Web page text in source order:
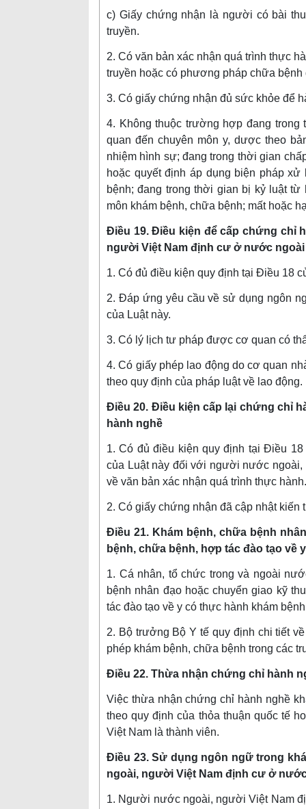
c) Giấy chứng nhận là người có bài
truyền.
2. Có văn bản xác nhận quá trình thực
truyền hoặc có phương pháp chữa bệnh
3. Có giấy chứng nhận đủ sức khỏe để
4. Không thuộc trường hợp đang
quan đến chuyên môn y, dược theo
nhiệm hình sự; đang trong thời gian
hoặc quyết định áp dụng biện pháp
bệnh; đang trong thời gian bị kỷ luật
môn khám bệnh, chữa bệnh; mất hoặc
Điều 19. Điều kiện để cấp chứng chỉ
người Việt Nam định cư ở nước ngoài
1. Có đủ điều kiện quy định tại Điều 18
2. Đáp ứng yêu cầu về sử dụng ngôn
của Luật này.
3. Có lý lịch tư pháp được cơ quan có
4. Có giấy phép lao động do cơ quan
theo quy định của pháp luật về lao động.
Điều 20. Điều kiện cấp lại chứng chỉ
hành nghề
1. Có đủ điều kiện quy định tại Điều
của Luật này đối với người nước
về văn bản xác nhận quá trình thực hành.
2. Có giấy chứng nhận đã cập nhật kiến
Điều 21. Khám bệnh, chữa bệnh
bệnh, chữa bệnh, hợp tác đào tạo về
1. Cá nhân, tổ chức trong và ngoài
bệnh nhân đạo hoặc chuyển giao kỹ
tác đào tạo về y có thực hành khám
2. Bộ trưởng Bộ Y tế quy định chi tiết
phép khám bệnh, chữa bệnh trong các
Điều 22. Thừa nhận chứng chỉ hành
Việc thừa nhận chứng chỉ hành nghề
theo quy định của thỏa thuận quốc tế
Việt Nam là thành viên.
Điều 23. Sử dụng ngôn ngữ trong
ngoài, người Việt Nam định cư ở
1. Người nước ngoài, người Việt Nam